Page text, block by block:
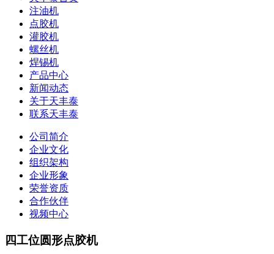
注油机
点胶机
灌胶机
螺丝机
焊锡机
产品中心
新闻动态
关于天丰泰
联系天丰泰
公司简介
企业文化
组织架构
企业形象
荣誉资质
合作伙伴
视频中心
四工位圆形点胶机